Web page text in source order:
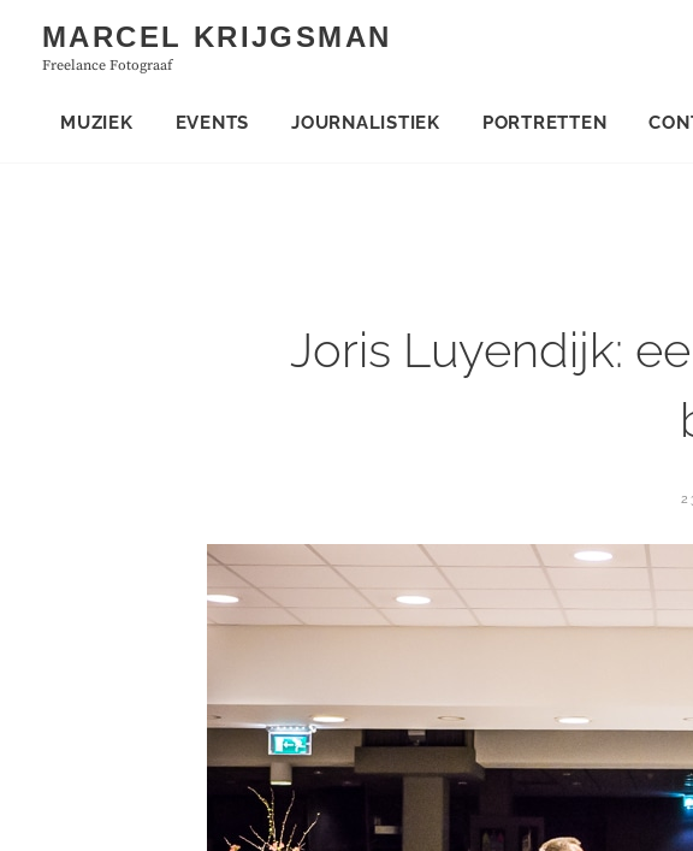
content
MARCEL KRIJGSMAN
Freelance Fotograaf
MUZIEK EVENTS JOURNALISTIEK PORTRETTEN
Joris Luyendijk: